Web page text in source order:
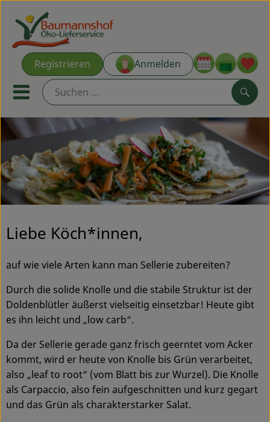
Registrieren Anmelden
Mobiles Menu öffnen oder
Ökokisten
Kochkisten
NEU & ANGEBOT
THEMENWELTEN
Obst & Gemüse
Backwaren
Haltbares
Getränke
Liebe Köch*innen,
auf wie viele Arten kann man Sellerie zubereiten?
Durch die solide Knolle und die stabile Struktur ist der
Doldenblütler äußerst vielseitig einsetzbar! Heute gibt
es ihn leicht und „low carb“.
Da der Sellerie gerade ganz frisch geerntet vom Acker
kommt, wird er heute von Knolle bis Grün verarbeitet,
also „leaf to root“ (vom Blatt bis zur Wurzel). Die Knolle
als Carpaccio, also fein aufgeschnitten und kurz gegart
und das Grün als charakterstarker Salat.